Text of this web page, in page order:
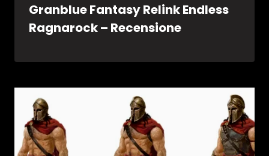
Granblue Fantasy Relink Endless
Ragnarock – Recensione